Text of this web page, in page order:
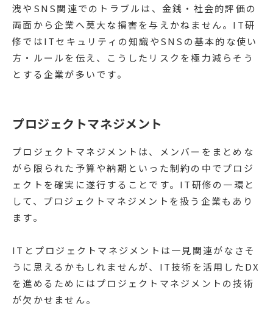
洩やSNS関連でのトラブルは、金銭・社会的評価の
両面から企業へ莫大な損害を与えかねません。IT研
修ではITセキュリティの知識やSNSの基本的な使い
方・ルールを伝え、こうしたリスクを極力減らそう
とする企業が多いです。
プロジェクトマネジメント
プロジェクトマネジメントは、メンバーをまとめな
がら限られた予算や納期といった制約の中でプロジ
ェクトを確実に遂行することです。IT研修の一環と
して、プロジェクトマネジメントを扱う企業もあり
ます。
ITとプロジェクトマネジメントは一見関連がなさそ
うに思えるかもしれませんが、IT技術を活用したDX
を進めるためにはプロジェクトマネジメントの技術
が欠かせません。